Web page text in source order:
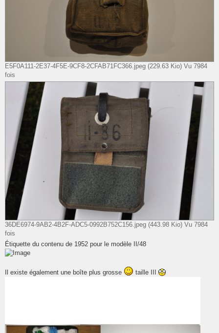
E5F0A111-2E37-4F5E-9CF8-2CFAB71FC366.jpeg (229.63 Kio) Vu 7984
fois
36DE6974-9AB2-4B2F-ADC5-0992B752C156.jpeg (443.98 Kio) Vu 7984
fois
Étiquette du contenu de 1952 pour le modèle II/48
Il existe également une boîte plus grosse taille III